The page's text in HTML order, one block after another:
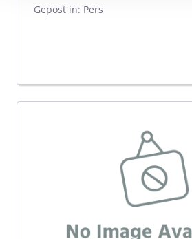
Gepost in: Pers